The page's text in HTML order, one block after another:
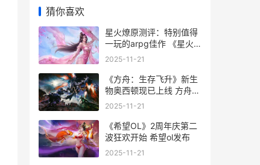
猜你喜欢
星火燎原测评：特别值得
一玩的arpg佳作 《星火
燎原》
2025-11-21
《方舟：生存飞升》新生
物奥西顿现已上线 方舟生
存飞升指令代码大全
2025-11-21
《希望OL》2周年庆第二
波狂欢开始 希望ol发布
2025-11-21